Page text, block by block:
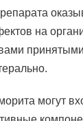
на
могут